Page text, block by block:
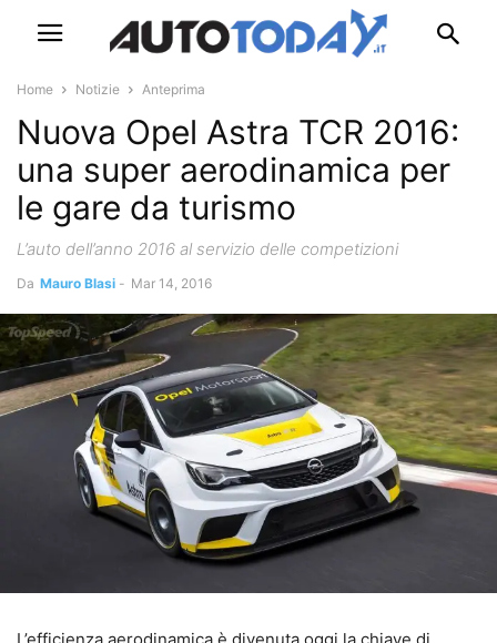
Home Notizie Anteprima
Nuova Opel Astra TCR 2016:
una super aerodinamica per
le gare da turismo
L’auto dell’anno 2016 al servizio delle competizioni
Da Mauro Blasi - Mar 14, 2016